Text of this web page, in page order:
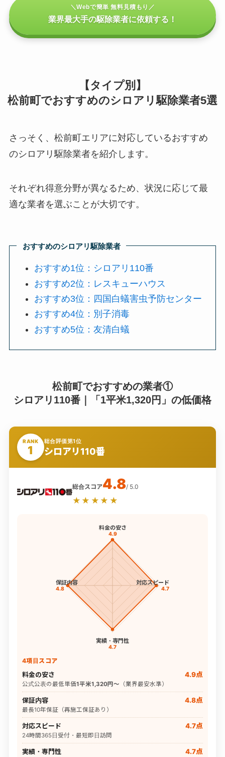
＼Webで簡単 無料見積もり／
業界最大手の駆除業者に依頼する！
【タイプ別】
松前町でおすすめのシロアリ駆除業者5選
さっそく、松前町エリアに対応しているおすすめ
のシロアリ駆除業者を紹介します。
それぞれ得意分野が異なるため、状況に応じて最
適な業者を選ぶことが大切です。
おすすめのシロアリ駆除業者
おすすめ1位：シロアリ110番
おすすめ2位：レスキューハウス
おすすめ3位：四国白蟻害虫予防センター
おすすめ4位：別子消毒
おすすめ5位：友清白蟻
松前町でおすすめの業者①
シロアリ110番｜「1平米1,320円」の低価格
RANK
1
総合評価第1位
シロアリ110番
総合スコア4.8/ 5.0
★★★★★
料金の安さ
4.9
対応スピード
4.7
実績・専門性
4.7
保証内容
4.8
4項目スコア
料金の安さ 4.9点
公式公表の最低単価1平米1,320円〜 （業界最安水準）
保証内容 4.8点
最長10年保証（再施工保証あり）
対応スピード 4.7点
24時間365日受付・最短即日訪問
実績・専門性 4.7点